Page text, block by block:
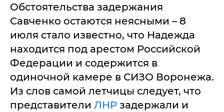
Обстоятельства задержания
Савченко остаются неясными – 8
июля стало известно, что Надежда
находится под арестом Российской
Федерации и содержится в
одиночной камере в СИЗО Воронежа.
Из слов самой летчицы следует, что
представители ЛНР задержали и